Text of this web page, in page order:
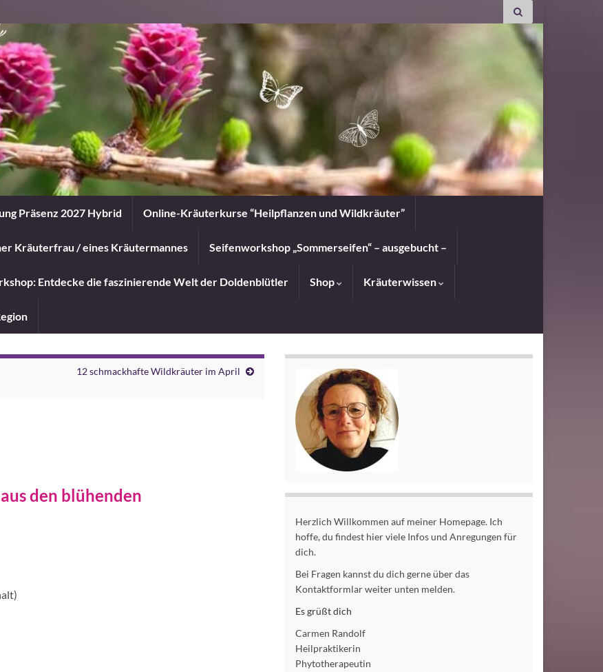
Präsenz 2027 Hybrid Online-Kräuterkurse “Heilpflanzen und Wildkräuter”
Kräuterfrau / eines Kräutermannes Seifenworkshop „Sommerseifen“ – ausgebucht –
Entdecke die faszinierende Welt der Doldenblütler Shop Kräuterwissen
12 schmackhafte Wildkräuter im April
den blühenden
Herzlich Willkommen auf meiner Homepage. Ich
hoffe, du findest hier viele Infos und Anregungen für
dich.
Bei Fragen kannst du dich gerne über das
Kontaktformlar weiter unten melden.
Es grüßt dich
Carmen Randolf
Heilpraktikerin
Phytotherapeutin